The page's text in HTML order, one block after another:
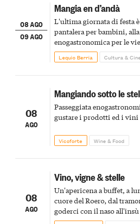
08 AGO
09 AGO
Mangia en d’andà
L'ultima giornata di festa
pantalera per bambini,
enogastronomica per le
pirotecnico
Lequio Berria Cultura &
08
AGO
Mangiando sotto le
Passeggiata
gustare i prodotti ed i
Vicoforte Wine & Food
08
AGO
Vino, vigne & stelle
Un'apericena a buffet, a
cuore del Roero, dal
goderci con il naso